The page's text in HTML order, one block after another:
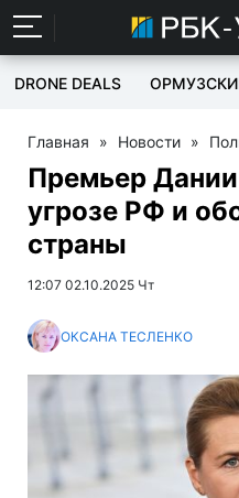
DRONE DEALS
Главная » Новости »
Премьер
угрозе РФ и
страны
12:07 02.10.2025 Чт
ОКСАНА ТЕСЛЕНКО